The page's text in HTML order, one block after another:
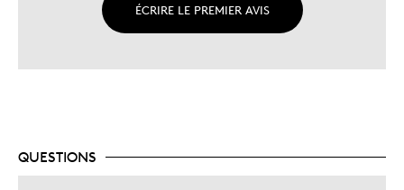
ÉCRIRE LE PREMIER AVIS
QUESTIONS